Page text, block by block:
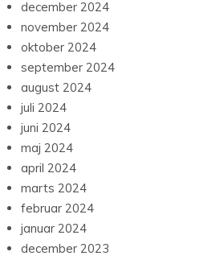
december 2024
november 2024
oktober 2024
september 2024
august 2024
juli 2024
juni 2024
maj 2024
april 2024
marts 2024
februar 2024
januar 2024
december 2023